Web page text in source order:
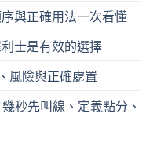
與正確用法一次看懂
士是有效的選擇
風險與正確處置
秒先叫線、定義點分、